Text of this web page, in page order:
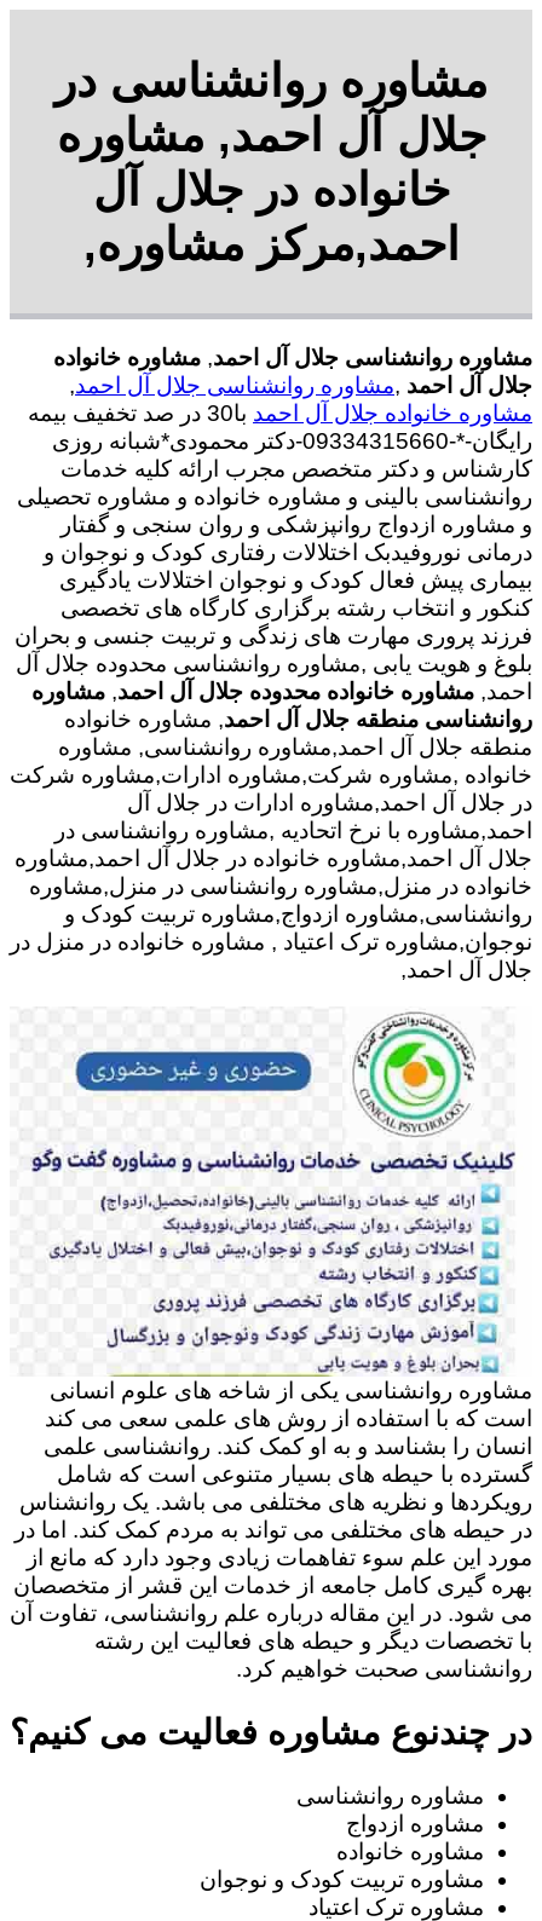
مشاوره روانشناسی در
جلال آل احمد, مشاوره
خانواده در جلال آل
احمد,مرکز مشاوره,
مشاوره روانشناسی جلال آل احمد, مشاوره خانواده
جلال آل احمد ,مشاوره روانشناسی جلال آل احمد,
مشاوره خانواده جلال آل احمد
با30 در صد تخفیف بیمه
رایگان-*-09334315660-دکتر محمودی*شبانه روزی
کارشناس و دکتر متخصص مجرب ارائه کلیه خدمات
روانشناسی بالینی و مشاوره خانواده و مشاوره تحصیلی
و مشاوره ازدواج روانپزشکی و روان سنجی و گفتار
درمانی نوروفیدبک اختلالات رفتاری کودک و نوجوان و
بیماری پیش فعال کودک و نوجوان اختلالات یادگیری
کنکور و انتخاب رشته برگزاری کارگاه های تخصصی
فرزند پروری مهارت های زندگی و تربیت جنسی و بحران
بلوغ و هویت یابی ,مشاوره روانشناسی محدوده جلال آل
احمد, مشاوره خانواده محدوده جلال آل احمد, مشاوره
روانشناسی منطقه جلال آل احمد, مشاوره خانواده
منطقه جلال آل احمد,مشاوره روانشناسی, مشاوره
خانواده ,مشاوره شرکت,مشاوره ادارات,مشاوره شرکت
در جلال آل احمد,مشاوره ادارات در جلال آل
احمد,مشاوره با نرخ اتحادیه ,مشاوره روانشناسی در
جلال آل احمد,مشاوره خانواده در جلال آل احمد,مشاوره
خانواده در منزل,مشاوره روانشناسی در منزل,مشاوره
روانشناسی,مشاوره ازدواج,مشاوره تربیت کودک و
نوجوان,مشاوره ترک اعتیاد , مشاوره خانواده در منزل در
جلال آل احمد,
مشاوره روانشناسی یکی از شاخه های علوم انسانی
است که با استفاده از روش های علمی سعی می کند
انسان را بشناسد و به او کمک کند. روانشناسی علمی
گسترده با حیطه های بسیار متنوعی است که شامل
رویکردها و نظریه های مختلفی می باشد. یک روانشناس
در حیطه های مختلفی می تواند به مردم کمک کند. اما در
مورد این علم سوء تفاهمات زیادی وجود دارد که مانع از
بهره گیری کامل جامعه از خدمات این قشر از متخصصان
می شود. در این مقاله درباره علم روانشناسی، تفاوت آن
با تخصصات دیگر و حیطه های فعالیت این رشته
روانشناسی صحبت خواهیم کرد.
در چندنوع مشاوره فعالیت می کنیم؟
مشاوره روانشناسی
مشاوره ازدواج
مشاوره خانواده
مشاوره تربیت کودک و نوجوان
مشاوره ترک اعتیاد